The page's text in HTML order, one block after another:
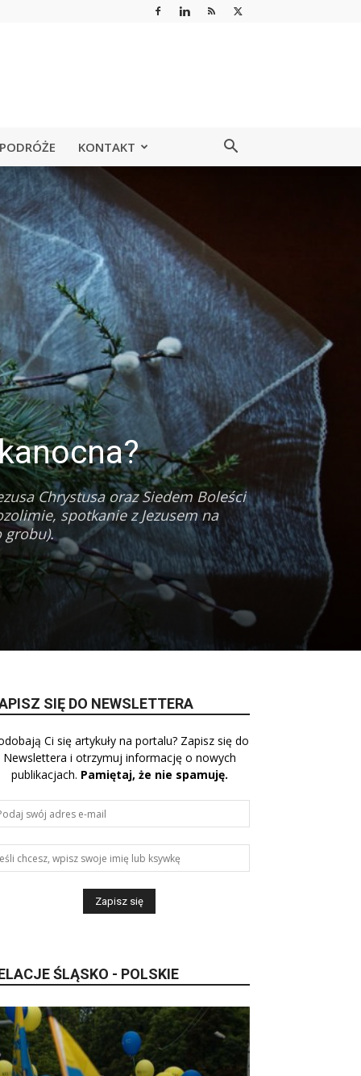
PODRÓŻE KONTAKT
Chrystusa oraz Siedem Boleści
spotkanie z Jezusem na
grobu).
SIĘ DO NEWSLETTERA
Ci się artykuły na portalu? Zapisz się do
Newslettera i otrzymuj informację o nowych
publikacjach. Pamiętaj, że nie spamuję.
ŚLĄSKO - POLSKIE